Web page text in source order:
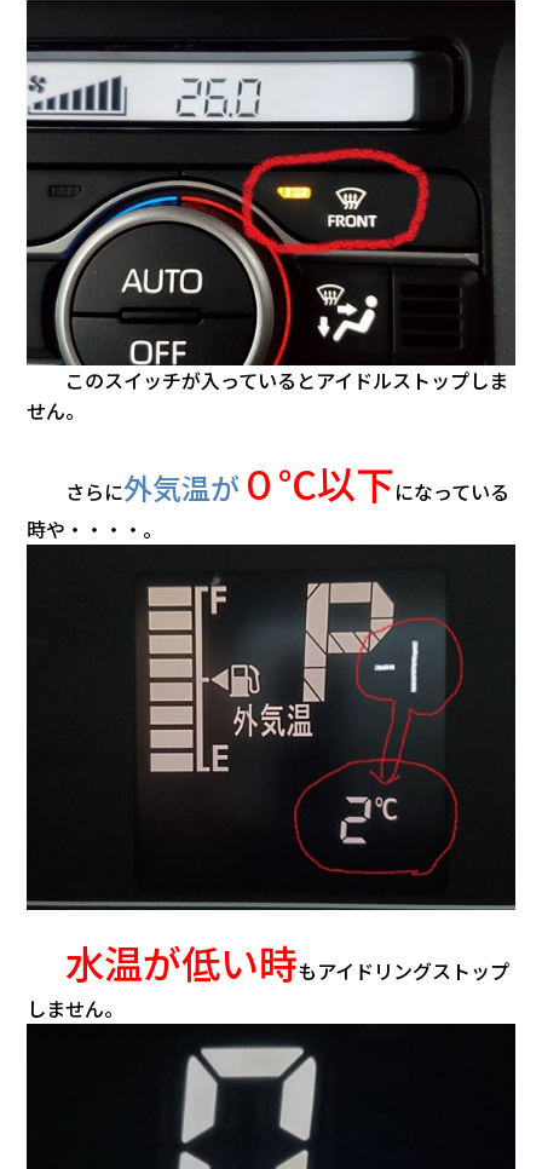
このスイッチが入っているとアイドルストップしま
せん。
さらに外気温が ０℃以下になっている
時や・・・・。
水温が低い時もアイドリングストップ
しません。